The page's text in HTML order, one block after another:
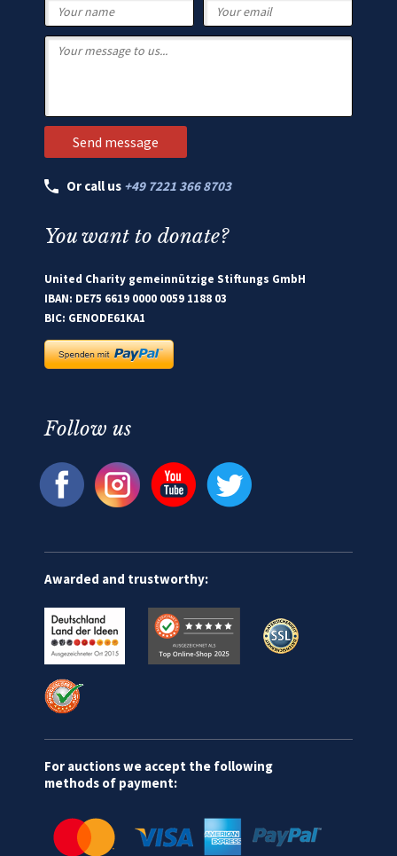
Or call us +49 7221 366 8703
You want to donate?
United Charity gemeinnützige Stiftungs GmbH
IBAN: DE75 6619 0000 0059 1188 03
BIC: GENODE61KA1
Follow us
Awarded and trustworthy:
For auctions we accept the following
methods of payment: